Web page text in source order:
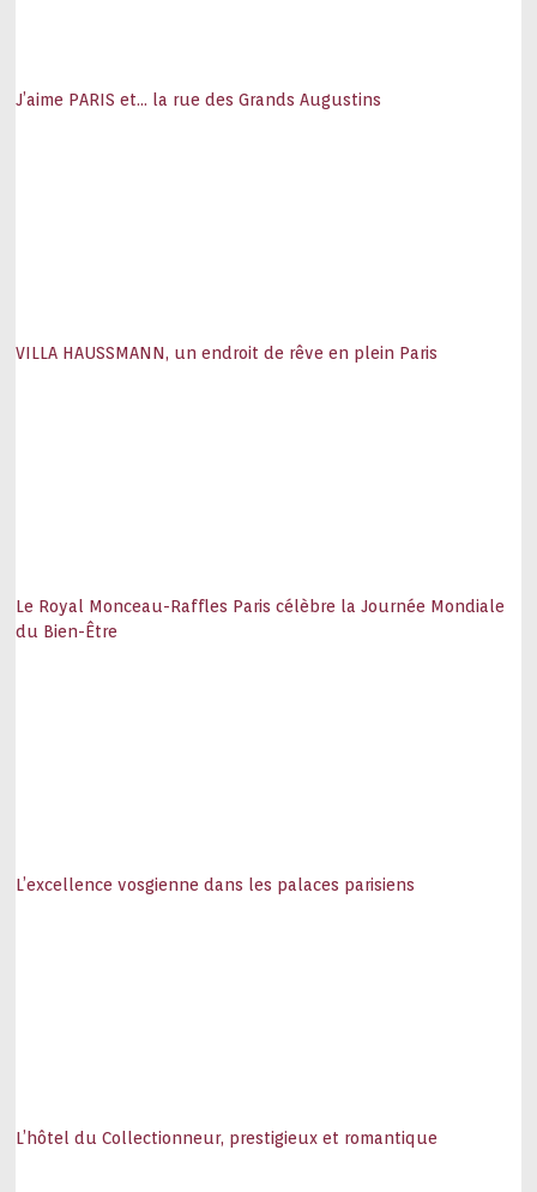
J’aime PARIS et… la rue des Grands Augustins
VILLA HAUSSMANN, un endroit de rêve en plein Paris
Le Royal Monceau-Raffles Paris célèbre la Journée Mondiale
du Bien-Être
L’excellence vosgienne dans les palaces parisiens
L’hôtel du Collectionneur, prestigieux et romantique